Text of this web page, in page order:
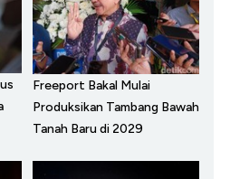
Freeport Bakal Mulai
Produksikan Tambang Bawah
Tanah Baru di 2029